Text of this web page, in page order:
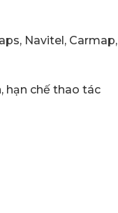
Navitel, Carmap,
hạn chế thao tác